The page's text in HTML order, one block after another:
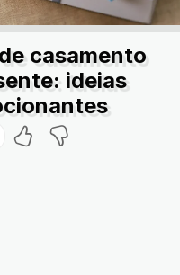
casamento
ideias